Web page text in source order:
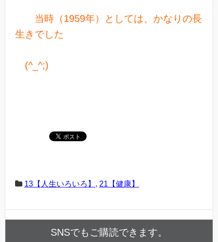
当時（1959年）としては、かなりの長
生きでした
(^_^;)
13【人生いろいろ】 , 21【健康】
SNSでもご購読できます。